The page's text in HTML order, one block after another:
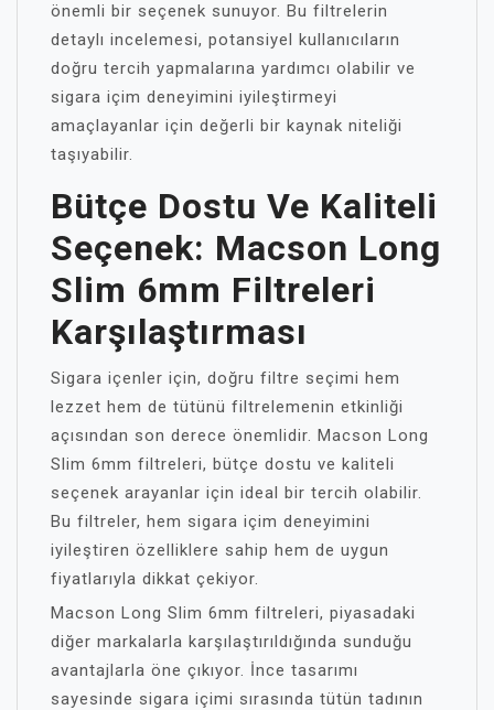
önemli bir seçenek sunuyor. Bu filtrelerin
detaylı incelemesi, potansiyel kullanıcıların
doğru tercih yapmalarına yardımcı olabilir ve
sigara içim deneyimini iyileştirmeyi
amaçlayanlar için değerli bir kaynak niteliği
taşıyabilir.
Bütçe Dostu Ve Kaliteli
Seçenek: Macson Long
Slim 6mm Filtreleri
Karşılaştırması
Sigara içenler için, doğru filtre seçimi hem
lezzet hem de tütünü filtrelemenin etkinliği
açısından son derece önemlidir. Macson Long
Slim 6mm filtreleri, bütçe dostu ve kaliteli
seçenek arayanlar için ideal bir tercih olabilir.
Bu filtreler, hem sigara içim deneyimini
iyileştiren özelliklere sahip hem de uygun
fiyatlarıyla dikkat çekiyor.
Macson Long Slim 6mm filtreleri, piyasadaki
diğer markalarla karşılaştırıldığında sunduğu
avantajlarla öne çıkıyor. İnce tasarımı
sayesinde sigara içimi sırasında tütün tadının